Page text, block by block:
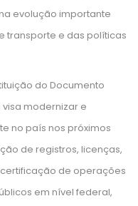
evolução importante
transporte e das políticas
do Documento
modernizar e
no país nos próximos
de registros, licenças,
de operações
em nível federal,